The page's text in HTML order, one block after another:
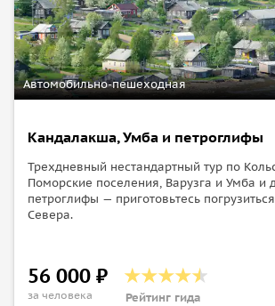
участвовала в Великой Отечественной
Северного флота ВС Союза ССР.
походов и 6 минных постановок. Ярким
ПЛ «К-21» стала атака на немецкий
Автомобильно-пешеходная
Кандалакша, Умба и петроглифы
Трехдневный нестандартный тур по
Поморские поселения, Варузга и Умба и
петроглифы — приготовьтесь
Севера.
56 000 ₽
за человека Рейтинг гида